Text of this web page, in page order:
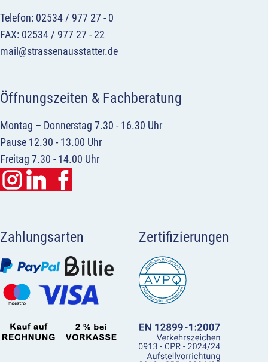
Telefon: 02534 / 977 27 - 0
FAX: 02534 / 977 27 - 22
mail@strassenausstatter.de
Öffnungszeiten & Fachberatung
Montag – Donnerstag 7.30 - 16.30 Uhr
Pause 12.30 - 13.00 Uhr
Freitag 7.30 - 14.00 Uhr
Zahlungsarten Zertifizierungen